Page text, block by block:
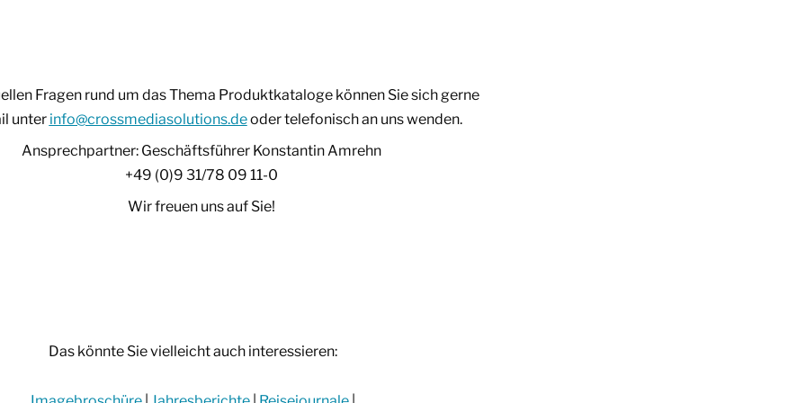
Fragen rund um das Thema Produktkataloge können Sie sich gerne
unter info@crossmediasolutions.deoder telefonisch an uns wenden.
Ansprechpartner: Geschäftsführer Konstantin Amrehn
+49 (0)9 31/78 09 11-0
Wir freuen uns auf Sie!
Das könnte Sie vielleicht auch interessieren: